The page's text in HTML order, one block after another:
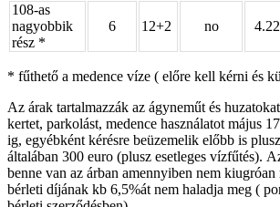
108-as
nagyobbik
rész *
6 12+2 no
* fűthető a medence víze ( előre kell kérni és
Az árak tartalmazzák az ágyneműt és
kertet, parkolást, medence használatot május
ig, egyébként kérésre beüzemelik előbb is
általában 300 euro (plusz esetleges vízfűtés).
benne van az árban amennyiben nem kiugróan
bérleti díjának kb 6,5%át nem haladja meg (